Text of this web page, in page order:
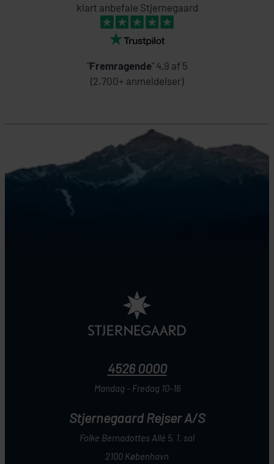
klart anbefale Stjernegaard
"Fremragende" 4,9 af 5
(2.700+ anmeldelser)
4526 0000
Mandag - Fredag 10-16
Stjernegaard Rejser A/S
Folke Bernadottes Allé 5, 1. sal
2100 København